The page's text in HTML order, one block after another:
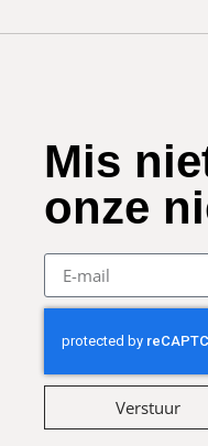
Mis
onze
Verstuur